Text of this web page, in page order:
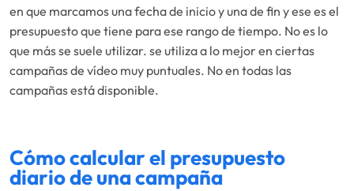
en que marcamos una fecha de inicio y una de fin y ese es el
presupuesto que tiene para ese rango de tiempo. No es lo
que más se suele utilizar. se utiliza a lo mejor en ciertas
campañas de vídeo muy puntuales. No en todas las
campañas está disponible.
Cómo calcular el presupuesto
diario de una campaña